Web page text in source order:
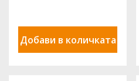
Добави в количката